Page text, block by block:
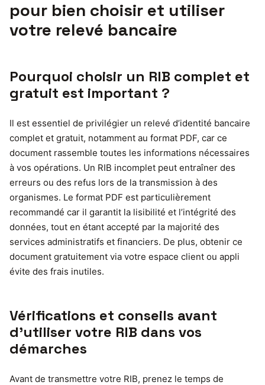
pour bien choisir et utiliser
votre relevé bancaire
Pourquoi choisir un RIB complet et
gratuit est important ?
Il est essentiel de privilégier un relevé d’identité bancaire
complet et gratuit, notamment au format PDF, car ce
document rassemble toutes les informations nécessaires
à vos opérations. Un RIB incomplet peut entraîner des
erreurs ou des refus lors de la transmission à des
organismes. Le format PDF est particulièrement
recommandé car il garantit la lisibilité et l’intégrité des
données, tout en étant accepté par la majorité des
services administratifs et financiers. De plus, obtenir ce
document gratuitement via votre espace client ou appli
évite des frais inutiles.
Vérifications et conseils avant
d’utiliser votre RIB dans vos
démarches
Avant de transmettre votre RIB, prenez le temps de